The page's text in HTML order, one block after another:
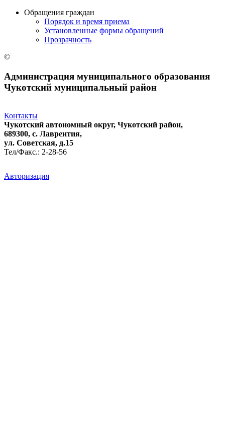
Обращения граждан
Порядок и время приема
Установленные формы обращений
Прозрачность
©
Администрация муниципального образования
Чукотский муниципальный район
Контакты
Чукотский автономный округ, Чукотский район,
689300, с. Лаврентия,
ул. Советская, д.15
Тел/Факс.: 2-28-56
Авторизация